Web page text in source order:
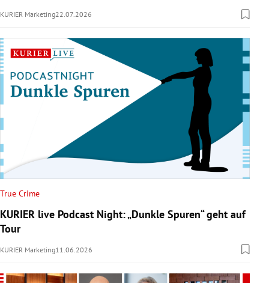
KURIER Marketing22.07.2026
True Crime
KURIER live Podcast Night: „Dunkle Spuren“ geht auf
Tour
KURIER Marketing11.06.2026